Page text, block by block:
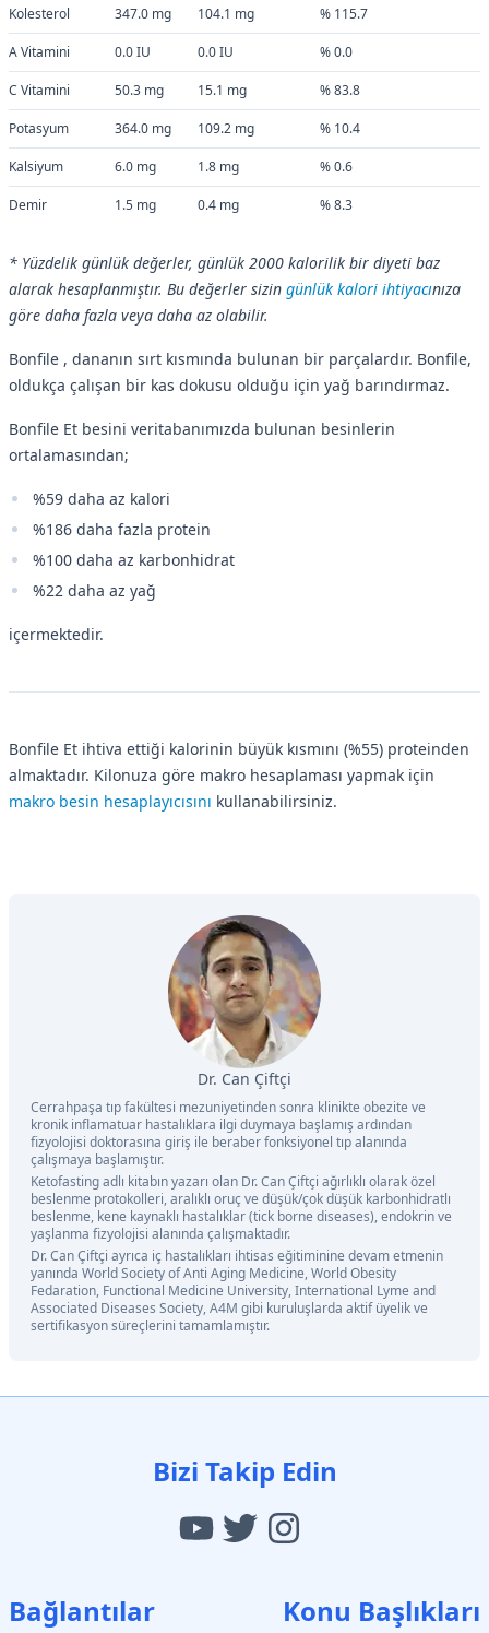
Kolesterol 347.0 mg 104.1 mg % 115.7
A Vitamini 0.0 IU 0.0 IU % 0.0
C Vitamini 50.3 mg 15.1 mg % 83.8
Potasyum 364.0 mg 109.2 mg % 10.4
Kalsiyum 6.0 mg 1.8 mg % 0.6
Demir 1.5 mg 0.4 mg % 8.3
* Yüzdelik günlük değerler, günlük 2000 kalorilik bir diyeti baz
alarak hesaplanmıştır. Bu değerler sizin günlük kalori ihtiyacınıza
göre daha fazla veya daha az olabilir.
Bonfile , dananın sırt kısmında bulunan bir parçalardır. Bonfile,
oldukça çalışan bir kas dokusu olduğu için yağ barındırmaz.
Bonfile Et besini veritabanımızda bulunan besinlerin
ortalamasından;
%59 daha az kalori
%186 daha fazla protein
%100 daha az karbonhidrat
%22 daha az yağ
içermektedir.
Bonfile Et ihtiva ettiği kalorinin büyük kısmını (%55) proteinden
almaktadır. Kilonuza göre makro hesaplaması yapmak için
makro besin hesaplayıcısını kullanabilirsiniz.
Dr. Can Çiftçi
Cerrahpaşa tıp fakültesi mezuniyetinden sonra klinikte obezite ve
kronik inflamatuar hastalıklara ilgi duymaya başlamış ardından
fizyolojisi doktorasına giriş ile beraber fonksiyonel tıp alanında
çalışmaya başlamıştır.
Ketofasting adlı kitabın yazarı olan Dr. Can Çiftçi ağırlıklı olarak özel
beslenme protokolleri, aralıklı oruç ve düşük/çok düşük karbonhidratlı
beslenme, kene kaynaklı hastalıklar (tick borne diseases), endokrin ve
yaşlanma fizyolojisi alanında çalışmaktadır.
Dr. Can Çiftçi ayrıca iç hastalıkları ihtisas eğitiminine devam etmenin
yanında World Society of Anti Aging Medicine, World Obesity
Fedaration, Functional Medicine University, International Lyme and
Associated Diseases Society, A4M gibi kuruluşlarda aktif üyelik ve
sertifikasyon süreçlerini tamamlamıştır.
Bizi Takip Edin
Bağlantılar Konu Başlıkları